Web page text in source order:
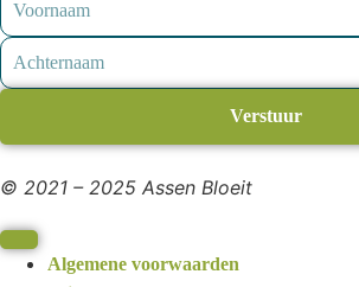
Verstuur
© 2021 – 2025 Assen Bloeit
Algemene voorwaarden